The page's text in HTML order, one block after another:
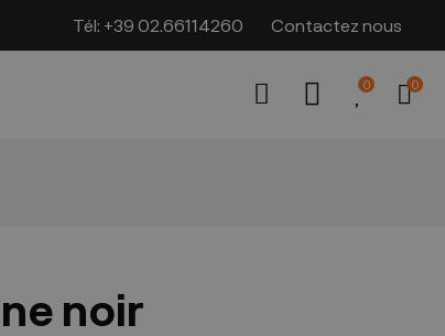
Tél: +39 02.66114260 Contactez nous
0 0
noir